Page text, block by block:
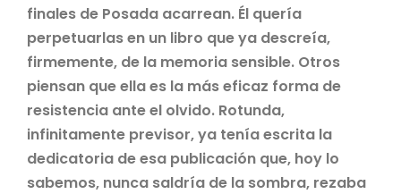
finales de Posada acarrean. Él quería
perpetuarlas en un libro que ya descreía,
firmemente, de la memoria sensible. Otros
piensan que ella es la más eficaz forma de
resistencia ante el olvido. Rotunda,
infinitamente previsor, ya tenía escrita la
dedicatoria de esa publicación que, hoy lo
sabemos, nunca saldría de la sombra, rezaba